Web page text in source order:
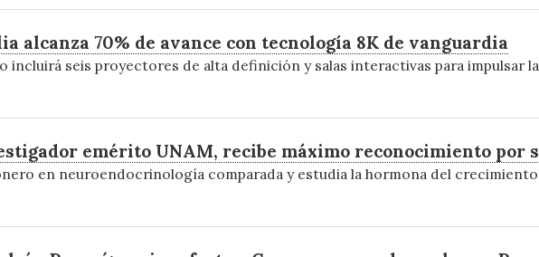
alcanza 70% de avance con tecnología 8K de vanguardia
incluirá seis proyectores de alta definición y salas interactivas para impulsar
emérito UNAM, recibe máximo reconocimiento por
en neuroendocrinología comparada y estudia la hormona del